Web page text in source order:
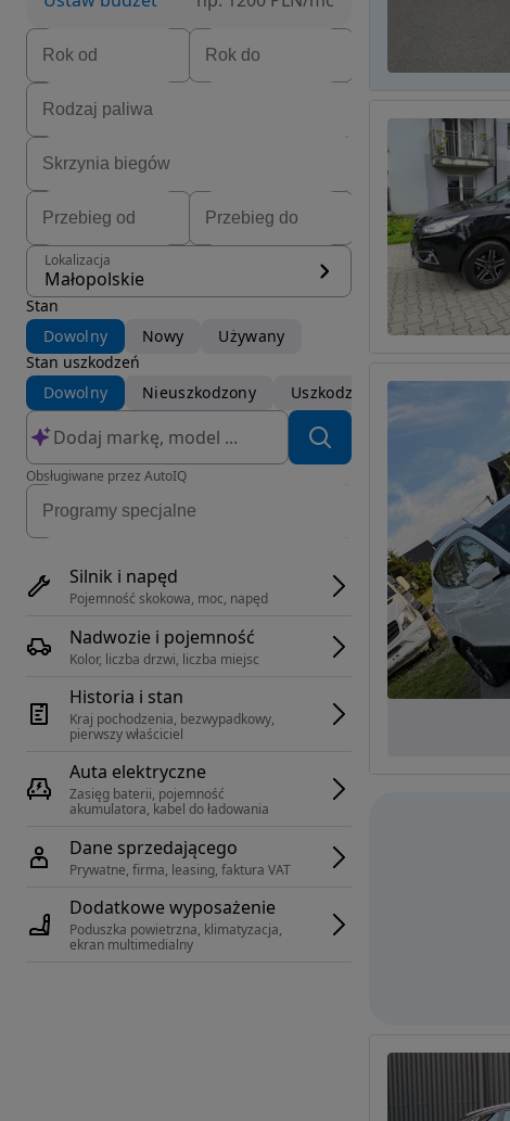
Lokalizacja
Małopolskie
Stan
Dowolny
Nowy
Używany
Stan uszkodzeń
Dowolny
Nieuszkodzony Uszkodzony
Obsługiwane przez AutoIQ
Silnik i napęd
Pojemność skokowa, moc, napęd
Nadwozie i pojemność
Kolor, liczba drzwi, liczba miejsc
Historia i stan
Kraj pochodzenia, bezwypadkowy,
pierwszy właściciel
Auta elektryczne
Zasięg baterii, pojemność
akumulatora, kabel do ładowania
Dane sprzedającego
Prywatne, firma, leasing, faktura VAT
Dodatkowe wyposażenie
Poduszka powietrzna, klimatyzacja,
ekran multimedialny